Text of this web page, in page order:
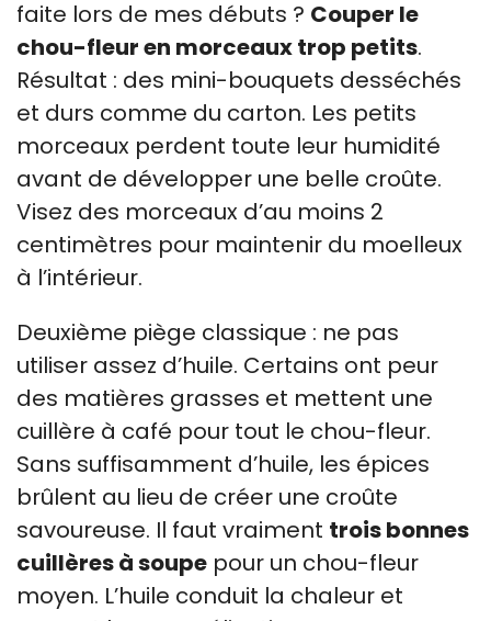
faite lors de mes débuts ? Couper le
chou-fleur en morceaux trop petits.
Résultat : des mini-bouquets desséchés
et durs comme du carton. Les petits
morceaux perdent toute leur humidité
avant de développer une belle croûte.
Visez des morceaux d’au moins 2
centimètres pour maintenir du moelleux
à l’intérieur.
Deuxième piège classique : ne pas
utiliser assez d’huile. Certains ont peur
des matières grasses et mettent une
cuillère à café pour tout le chou-fleur.
Sans suffisamment d’huile, les épices
brûlent au lieu de créer une croûte
savoureuse. Il faut vraiment trois bonnes
cuillères à soupe pour un chou-fleur
moyen. L’huile conduit la chaleur et